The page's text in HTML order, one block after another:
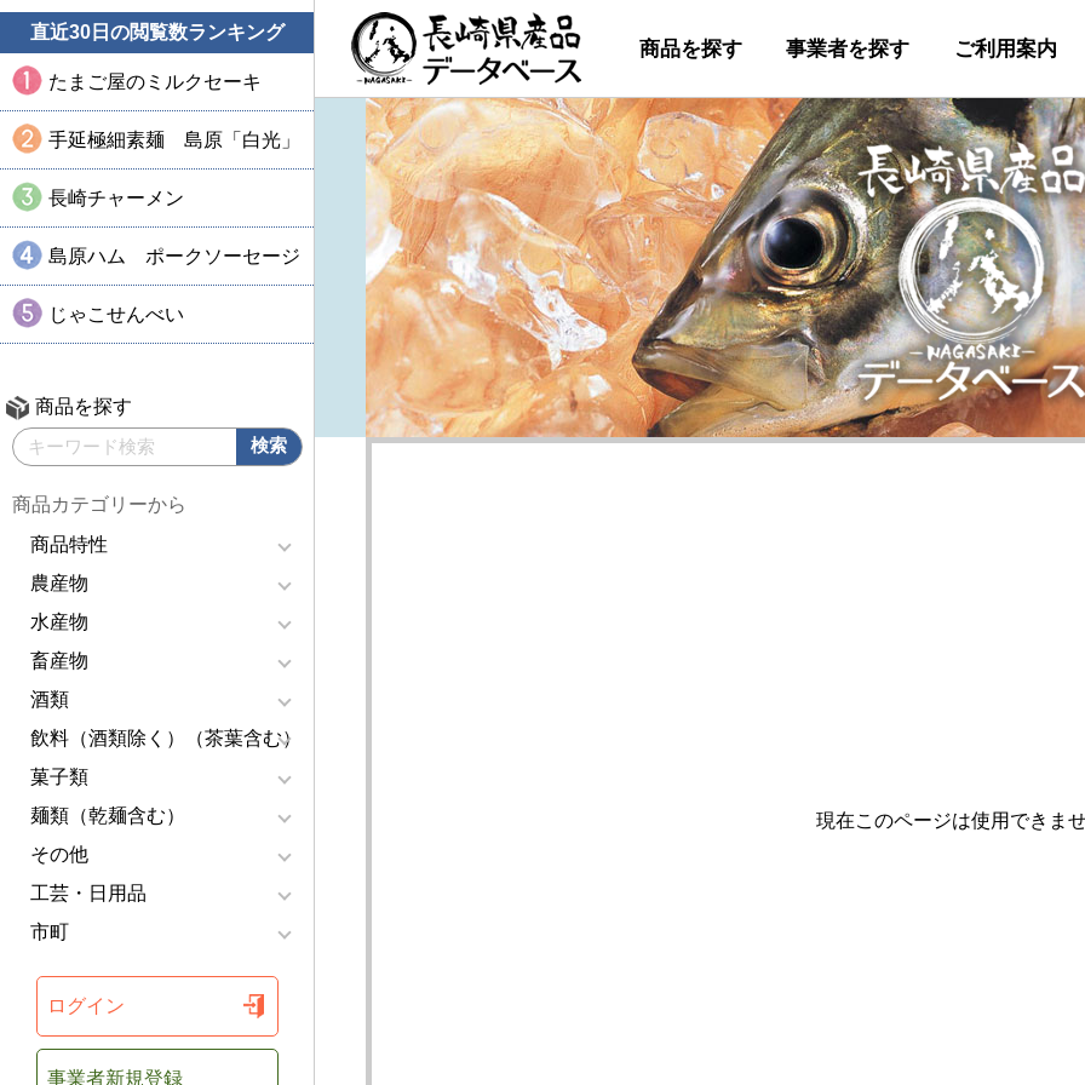
直近30日の閲覧数ランキング
たまご屋のミルクセーキ
手延極細素麺 島原「白光」
長崎チャーメン
島原ハム ポークソーセージ
じゃこせんべい
商品を探す
商品カテゴリーから
商品特性
農産物
水産物
畜産物
酒類
飲料（酒類除く）（茶葉含む）
菓子類
麺類（乾麺含む）
その他
工芸・日用品
市町
ログイン
事業者新規登録
商品を探す 事業者を探す ご利用案内
現在このページは使用できま